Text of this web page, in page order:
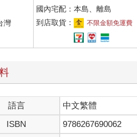
灣
國內宅配：本島、離島
到店取貨：
不限金額免運費
語言 中文繁體
ISBN
9786267690062